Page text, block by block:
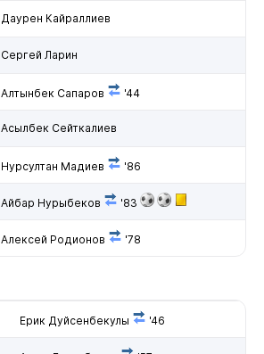
Даурен Кайраллиев
Сергей Ларин
Алтынбек Сапаров '44
Асылбек Сейткалиев
Нурсултан Мадиев '86
Айбар Нурыбеков '83
Алексей Родионов '78
Ерик Дуйсенбекулы '46